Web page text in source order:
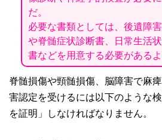
だ。
必要な書類としては、後遺障
や脊髄症状診断書、日常生活
書などを用意する必要があるよ
脊髄損傷や頸髄損傷、脳障害で麻
害認定を受けるには以下のような
を証明」しなければなりません。